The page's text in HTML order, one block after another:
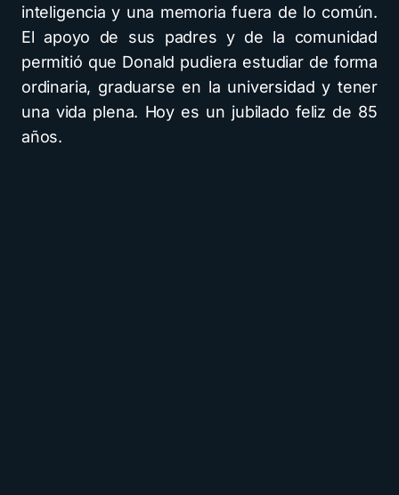
inteligencia y una memoria fuera de lo común.
El apoyo de sus padres y de la comunidad
permitió que Donald pudiera estudiar de forma
ordinaria, graduarse en la universidad y tener
una vida plena. Hoy es un jubilado feliz de 85
años.